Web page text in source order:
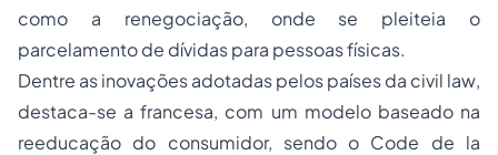
como a renegociação, onde se pleiteia o
parcelamento de dívidas para pessoas físicas.
Dentre as inovações adotadas pelos países da civil law,
destaca-se a francesa, com um modelo baseado na
reeducação do consumidor, sendo o Code de la